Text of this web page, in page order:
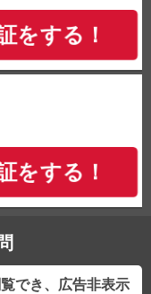
をする！
をする！
でき、広告非表示